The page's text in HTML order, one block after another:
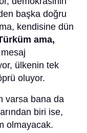
başka doğru
kendisine dün
ama,
ülkenin tek
oluyor.
varsa bana da
biri ise,
olmayacak.